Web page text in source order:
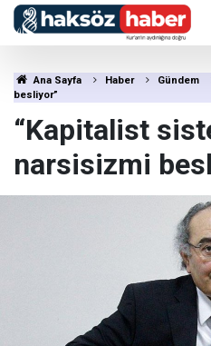
Ana Sayfa Haber Gündem
besliyor”
“Kapitalist
narsisizmi